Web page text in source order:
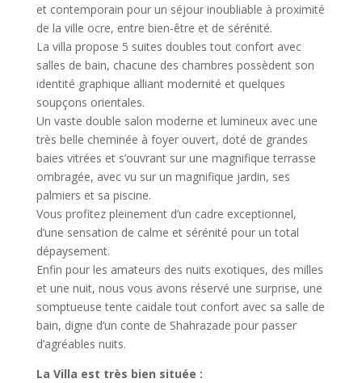
et contemporain pour un séjour inoubliable à proximité
de la ville ocre, entre bien-être et de sérénité.
La villa propose 5 suites doubles tout confort avec
salles de bain, chacune des chambres possèdent son
identité graphique alliant modernité et quelques
soupçons orientales.
Un vaste double salon moderne et lumineux avec une
très belle cheminée à foyer ouvert, doté de grandes
baies vitrées et s’ouvrant sur une magnifique terrasse
ombragée, avec vu sur un magnifique jardin, ses
palmiers et sa piscine.
Vous profitez pleinement d’un cadre exceptionnel,
d’une sensation de calme et sérénité pour un total
dépaysement.
Enfin pour les amateurs des nuits exotiques, des milles
et une nuit, nous vous avons réservé une surprise, une
somptueuse tente caidale tout confort avec sa salle de
bain, digne d’un conte de Shahrazade pour passer
d’agréables nuits.
La Villa est très bien située :